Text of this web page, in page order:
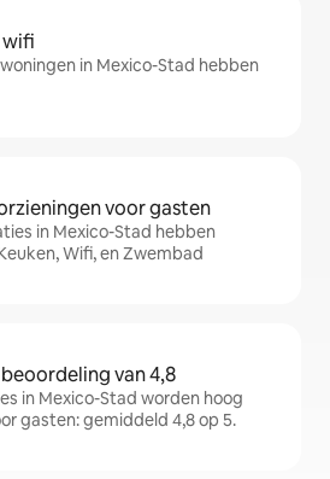
in Mexico-Stad hebben
voor gasten
in Mexico-Stad hebben
Wifi, en Zwembad
van 4,8
in Mexico-Stad worden hoog
gasten: gemiddeld 4,8 op 5.